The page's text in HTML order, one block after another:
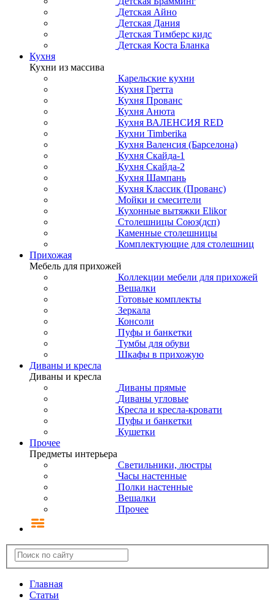
Детская Айно
Детская Дания
Детская Тимберс кидс
Детская Коста Бланка
Кухня
Кухни из массива
Карельские кухни
Кухня Гретта
Кухня Прованс
Кухня Анюта
Кухня ВАЛЕНСИЯ RED
Кухни Timberika
Кухня Валенсия (Барселона)
Кухня Скайда-1
Кухня Скайда-2
Кухня Шампань
Кухня Классик (Прованс)
Мойки и смесители
Кухонные вытяжки Elikor
Столешницы Союз(дсп)
Каменные столешницы
Комплектующие для столешниц
Прихожая
Мебель для прихожей
Коллекции мебели для прихожей
Вешалки
Готовые комплекты
Зеркала
Консоли
Пуфы и банкетки
Тумбы для обуви
Шкафы в прихожую
Диваны и кресла
Диваны и кресла
Диваны прямые
Диваны угловые
Кресла и кресла-кровати
Пуфы и банкетки
Кушетки
Прочее
Предметы интерьера
Светильники, люстры
Часы настенные
Полки настенные
Вешалки
Прочее
Главная
Статьи